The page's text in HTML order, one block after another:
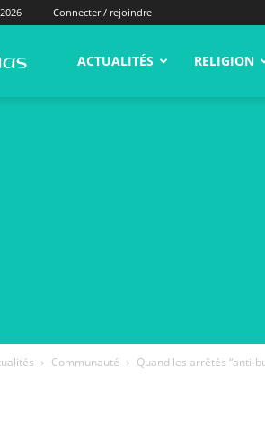
Connecter / rejoindre
alNas.fr ACTUALITÉS RELIGION
Communauté Quand les arrêtés “anti-